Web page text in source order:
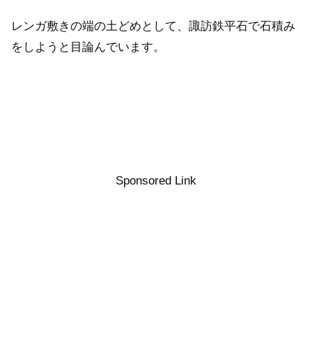
レンガ敷きの端の土どめとして、諏訪鉄平石で石積み
をしようと目論んでいます。
Sponsored Link